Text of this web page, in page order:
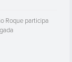
Roque participa